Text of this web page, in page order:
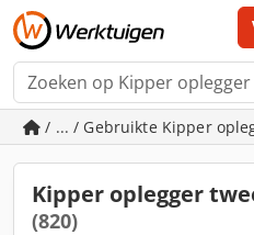
/ ... / Gebruikte Kipper
Kipper oplegger
(820)